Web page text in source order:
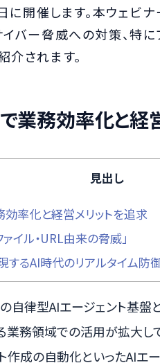
開催します。本ウェビ
イバー脅威への対策、特
介されます。
務効率化と経
見出し
率化と経営メリットを追求
イル・URL由来の脅威」
るAI時代のリアルタイム防
律型AIエージェント基盤と
業務領域での活用が拡大し
作成の自動化といったAIエ